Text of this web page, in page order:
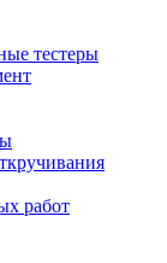
тестеры
работ